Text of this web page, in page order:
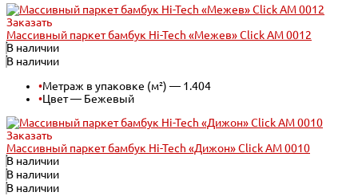
Заказать
Массивный паркет бамбук Hi-Tech «Межев» Click АМ 0012
В наличии
В наличии
•Метраж в упаковке (м²) — 1.404
•Цвет — Бежевый
Заказать
Массивный паркет бамбук Hi-Tech «Дижон» Click АМ 0010
В наличии
В наличии
В наличии